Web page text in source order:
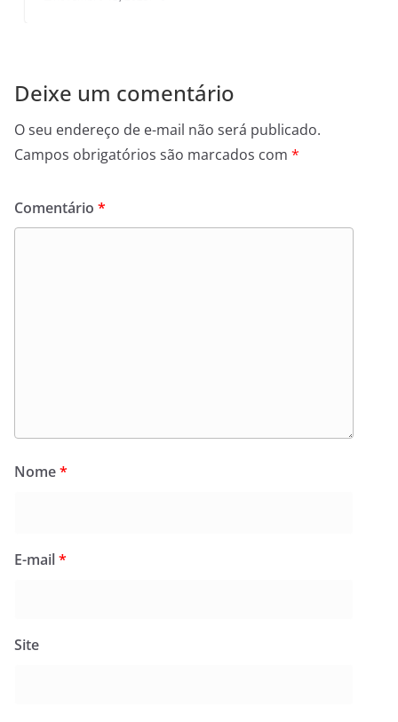
Deixe um comentário
O seu endereço de e-mail não será publicado.
Campos obrigatórios são marcados com *
Comentário *
Nome*
E-mail*
Site